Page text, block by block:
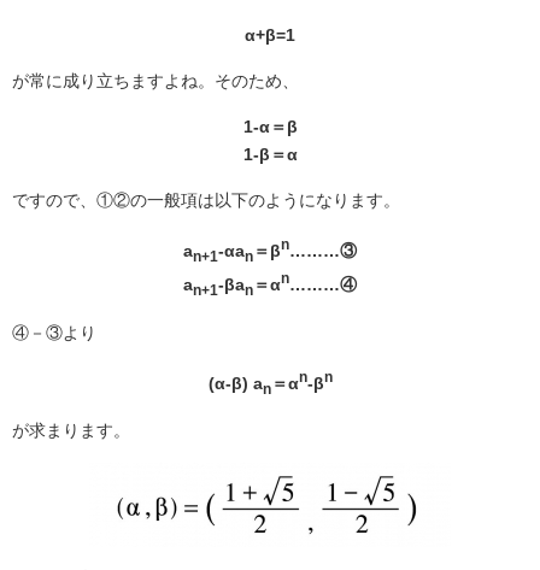
α+β=1
が常に成り立ちますよね。そのため、
1-α＝β
1-β＝α
ですので、①②の一般項は以下のようになります。
an+1-αan ＝βn………③
an+1-βan ＝αn………④
④－③より
(α-β) an＝αn-βn
が求まります。